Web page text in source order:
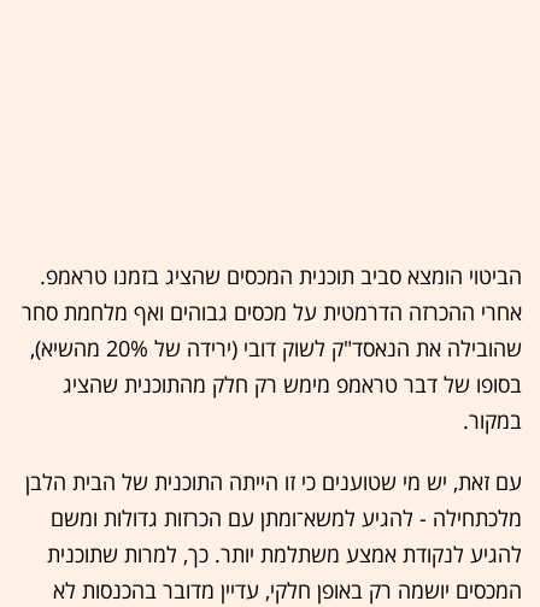
הביטוי הומצא סביב תוכנית המכסים שהציג בזמנו טראמפ.
אחרי ההכרזה הדרמטית על מכסים גבוהים ואף מלחמת סחר
שהובילה את הנאסד"ק לשוק דובי (ירידה של 20% מהשיא),
בסופו של דבר טראמפ מימש רק חלק מהתוכנית שהציג
במקור.
עם זאת, יש מי שטוענים כי זו הייתה התוכנית של הבית הלבן
מלכתחילה - להגיע למשא־ומתן עם הכרזות גדולות ומשם
להגיע לנקודת אמצע משתלמת יותר. כך, למרות שתוכנית
המכסים יושמה רק באופן חלקי, עדיין מדובר בהכנסות לא